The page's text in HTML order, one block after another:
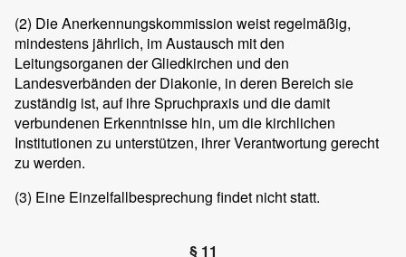
(2) Die Anerkennungskommission weist regelmäßig,
mindestens jährlich, im Austausch mit den
Leitungsorganen der Gliedkirchen und den
Landesverbänden der Diakonie, in deren Bereich sie
zuständig ist, auf ihre Spruchpraxis und die damit
verbundenen Erkenntnisse hin, um die kirchlichen
Institutionen zu unterstützen, ihrer Verantwortung gerecht
zu werden.
(3) Eine Einzelfallbesprechung findet nicht statt.
§ 11